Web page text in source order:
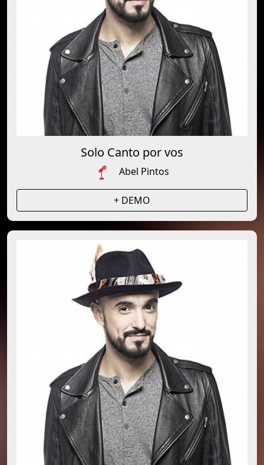
Solo Canto por vos
Abel Pintos
+ DEMO